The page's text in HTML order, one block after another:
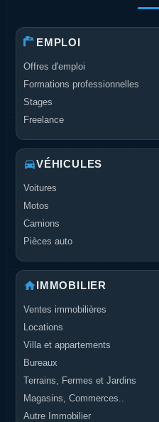
EMPLOI
Offres d'emploi
Formations professionnelles
Stages
Freelance
VÉHICULES
Voitures
Motos
Camions
Pièces auto
IMMOBILIER
Ventes immobilières
Locations
Villa et appartements
Bureaux
Terrains, Fermes et Jardins
Magasins, Commerces..
Autre Immobilier